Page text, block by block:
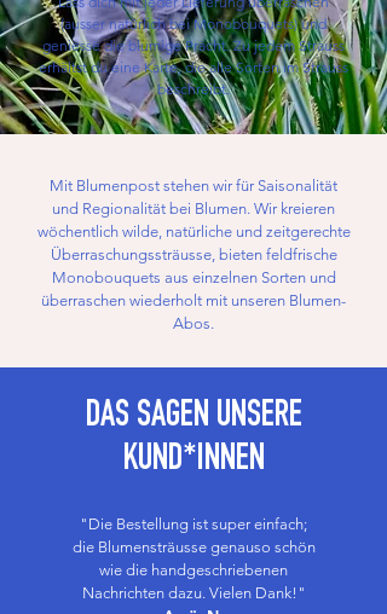
(ausser natürlich bei Monobouquets) und
geniesse die blumige Pracht. Zu jedem Strauss
erhältst du eine Karte, die alle Sorten im Strauss
beschreibt.
Mit Blumenpost stehen wir für Saisonalität
und Regionalität bei Blumen. Wir kreieren
wöchentlich wilde, natürliche und zeitgerechte
Überraschungssträusse, bieten feldfrische
Monobouquets aus einzelnen Sorten und
überraschen wiederholt mit unseren Blumen-
Abos.
DAS SAGEN UNSERE
KUND*INNEN
"Die Bestellung ist super einfach;
die Blumensträusse genauso schön
wie die handgeschriebenen
Nachrichten dazu. Vielen Dank!"